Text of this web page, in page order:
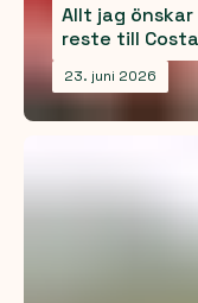
Allt jag
reste till
23. juni 2026